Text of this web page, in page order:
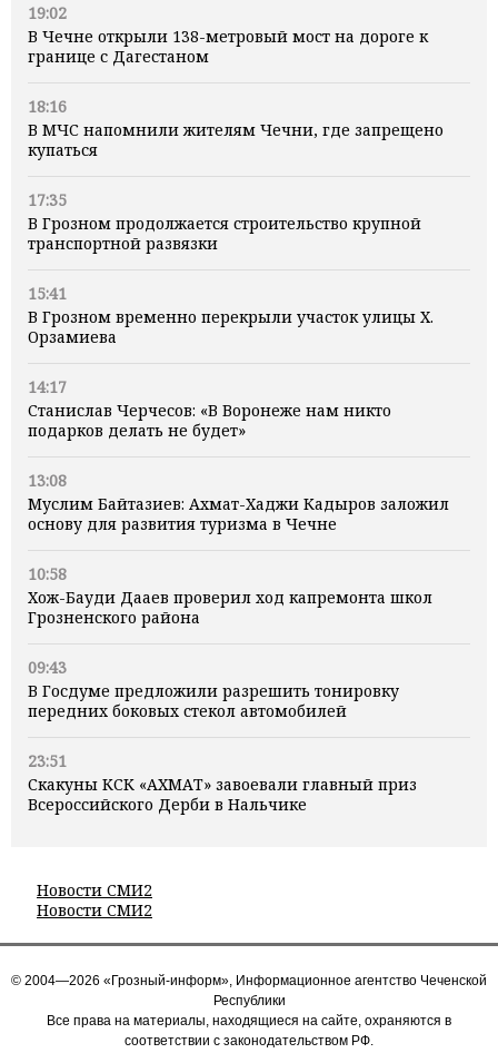
19:02
В Чечне открыли 138-метровый мост на дороге к
границе с Дагестаном
18:16
В МЧС напомнили жителям Чечни, где запрещено
купаться
17:35
В Грозном продолжается строительство крупной
транспортной развязки
15:41
В Грозном временно перекрыли участок улицы Х.
Орзамиева
14:17
Станислав Черчесов: «В Воронеже нам никто
подарков делать не будет»
13:08
Муслим Байтазиев: Ахмат-Хаджи Кадыров заложил
основу для развития туризма в Чечне
10:58
Хож-Бауди Дааев проверил ход капремонта школ
Грозненского района
09:43
В Госдуме предложили разрешить тонировку
передних боковых стекол автомобилей
23:51
Скакуны КСК «АХМАТ» завоевали главный приз
Всероссийского Дерби в Нальчике
Новости СМИ2
Новости СМИ2
© 2004—2026 «Грозный-информ», Информационное агентство Чеченской
Республики
Все права на материалы, находящиеся на сайте, охраняются в
соответствии с законодательством РФ.